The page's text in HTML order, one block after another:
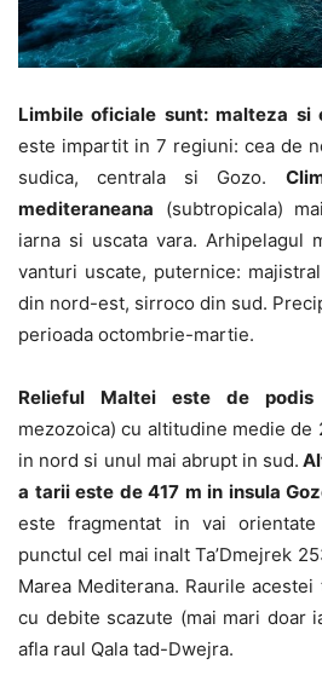
Limbile oficiale sunt: malteza si
este impartit in 7 regiuni: cea de
sudica, centrala si Gozo.
mediteraneana (subtropicala)
iarna si uscata vara. Arhipelagul
vanturi uscate, puternice:
din nord-est, sirroco din sud.
perioada octombrie-martie.
Relieful Maltei este de podis
mezozoica) cu altitudine medie de
in nord si unul mai abrupt in sud.
a tarii este de 417 m in insula
este fragmentat in vai
punctul cel mai inalt Ta’Dmejrek
Marea Mediterana. Raurile
cu debite scazute (mai mari doar
afla raul Qala tad-Dwejra.